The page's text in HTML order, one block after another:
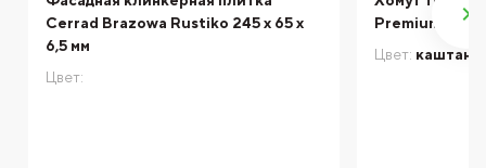
Cerrad Brazowa Rustiko 245 x 65 x
6,5 мм
Цвет:
Premium
Цвет: каштан